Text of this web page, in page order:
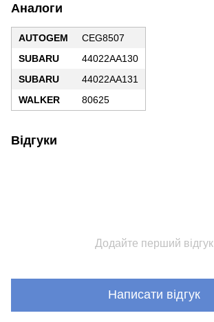
Аналоги
AUTOGEM
CEG8507
SUBARU
44022AA130
SUBARU
44022AA131
WALKER
80625
Відгуки
Додайте перший відгук
Написати відгук